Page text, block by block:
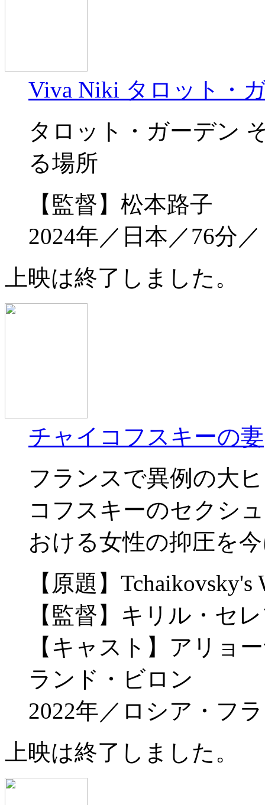
Viva Niki タロット・
タロット・ガーデン
る場所
【監督】松本路子
2024年／日本／76分
上映は終了しました。
チャイコフスキーの妻
フランスで異例の大
コフスキーのセクシ
おける女性の抑圧を
【原題】Tchaikovsky's
【監督】キリル・セ
【キャスト】アリョ
ランド・ビロン
2022年／ロシア・フ
上映は終了しました。